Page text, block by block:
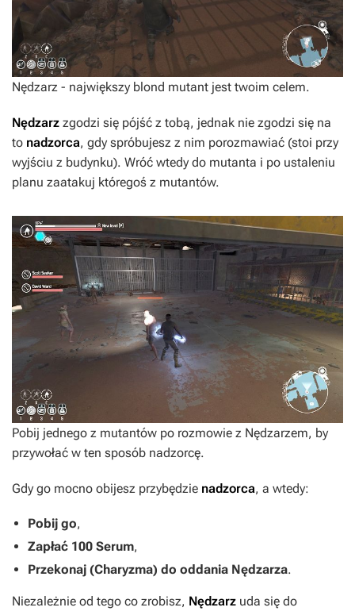
Nędzarz - największy blond mutant jest twoim celem.
Nędzarz zgodzi się pójść z tobą, jednak nie zgodzi się na
to nadzorca, gdy spróbujesz z nim porozmawiać (stoi przy
wyjściu z budynku). Wróć wtedy do mutanta i po ustaleniu
planu zaatakuj któregoś z mutantów.
Pobij jednego z mutantów po rozmowie z Nędzarzem, by
przywołać w ten sposób nadzorcę.
Gdy go mocno obijesz przybędzie nadzorca, a wtedy:
Pobij go,
Zapłać 100 Serum,
Przekonaj (Charyzma) do oddania Nędzarza.
Niezależnie od tego co zrobisz, Nędzarz uda się do